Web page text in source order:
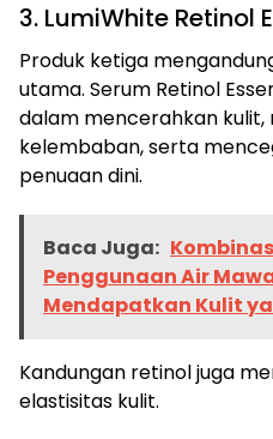
3. LumiWhite Retinol
Produk ketiga
utama. Serum Retinol
dalam mencerahkan
kelembaban, serta
penuaan dini.
Baca Juga:
Penggunaan Air
Mendapatkan Kulit
Kandungan retinol juga
elastisitas kulit.